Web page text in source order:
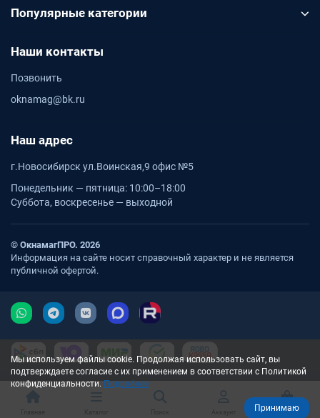
Мы используем файлы cookie. Продолжая использовать сайт, вы
подтверждаете согласие с их применением в соответствии с Политикой
конфиденциальности.Подробнее
Принимаю
Популярные категории
Наши контакты
Позвонить
oknamag@bk.ru
Наш адрес
г.Новосибирск ул.Воинская,9 офис №5
Понедельник — пятница: 10:00–18:00
Суббота, воскресенье — выходной
© ОкнамагПРО. 2026
Информация на сайте носит справочный характер и не является
публичной офертой.
Главная Каталог Поиск Аккаунт Корзина